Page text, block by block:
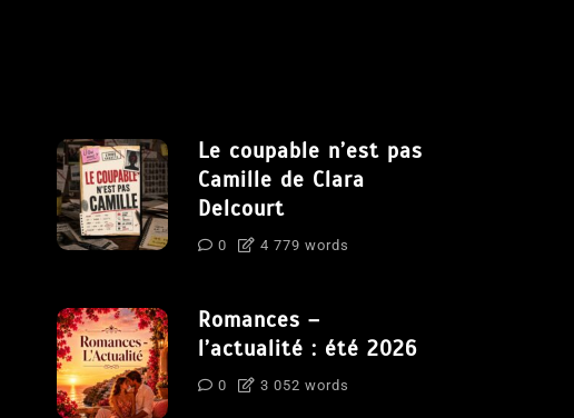
Le coupable n’est pas
Camille de Clara
Delcourt
0 4 779 words
Romances –
l’actualité : été 2026
0 3 052 words